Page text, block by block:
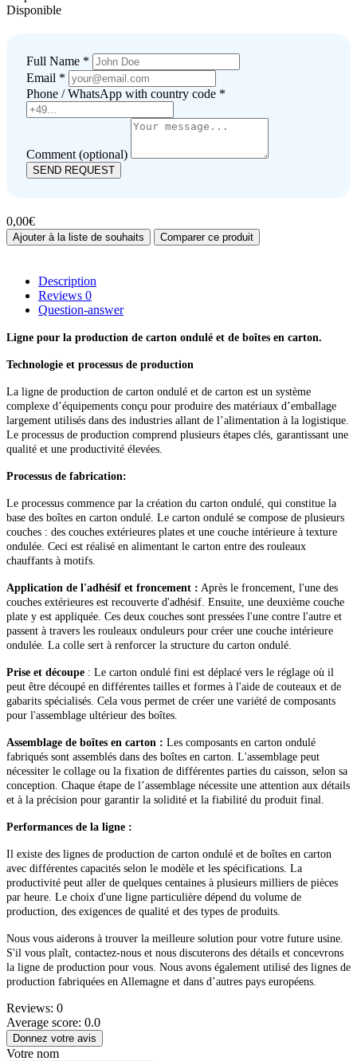
Disponible
Full Name *
Email *
Phone / WhatsApp with country code *
Comment (optional)
SEND REQUEST
0,00€
Ajouter à la liste de souhaits Comparer ce produit
Description
Reviews 0
Question-answer
Ligne pour la production de carton ondulé et de boîtes en carton.
Technologie et processus de production
La ligne de production de carton ondulé et de carton est un système
complexe d’équipements conçu pour produire des matériaux d’emballage
largement utilisés dans des industries allant de l’alimentation à la logistique.
Le processus de production comprend plusieurs étapes clés, garantissant une
qualité et une productivité élevées.
Processus de fabrication:
Le processus commence par la création du carton ondulé, qui constitue la
base des boîtes en carton ondulé. Le carton ondulé se compose de plusieurs
couches : des couches extérieures plates et une couche intérieure à texture
ondulée. Ceci est réalisé en alimentant le carton entre des rouleaux
chauffants à motifs.
Application de l'adhésif et froncement : Après le froncement, l'une des
couches extérieures est recouverte d'adhésif. Ensuite, une deuxième couche
plate y est appliquée. Ces deux couches sont pressées l'une contre l'autre et
passent à travers les rouleaux onduleurs pour créer une couche intérieure
ondulée. La colle sert à renforcer la structure du carton ondulé.
Prise et découpe : Le carton ondulé fini est déplacé vers le réglage où il
peut être découpé en différentes tailles et formes à l'aide de couteaux et de
gabarits spécialisés. Cela vous permet de créer une variété de composants
pour l'assemblage ultérieur des boîtes.
Assemblage de boîtes en carton : Les composants en carton ondulé
fabriqués sont assemblés dans des boîtes en carton. L'assemblage peut
nécessiter le collage ou la fixation de différentes parties du caisson, selon sa
conception. Chaque étape de l’assemblage nécessite une attention aux détails
et à la précision pour garantir la solidité et la fiabilité du produit final.
Performances de la ligne :
Il existe des lignes de production de carton ondulé et de boîtes en carton
avec différentes capacités selon le modèle et les spécifications. La
productivité peut aller de quelques centaines à plusieurs milliers de pièces
par heure. Le choix d'une ligne particulière dépend du volume de
production, des exigences de qualité et des types de produits.
Nous vous aiderons à trouver la meilleure solution pour votre future usine.
S'il vous plaît, contactez-nous et nous discuterons des détails et concevrons
la ligne de production pour vous. Nous avons également utilisé des lignes de
production fabriquées en Allemagne et dans d’autres pays européens.
Reviews: 0
Average score: 0.0
Donnez votre avis
Votre nom